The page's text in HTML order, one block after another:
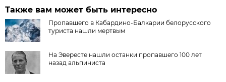
Также вам может быть интересно
Пропавшего в Кабардино-Балкарии белорусского
туриста нашли мертвым
На Эвересте нашли останки пропавшего 100 лет
назад альпиниста